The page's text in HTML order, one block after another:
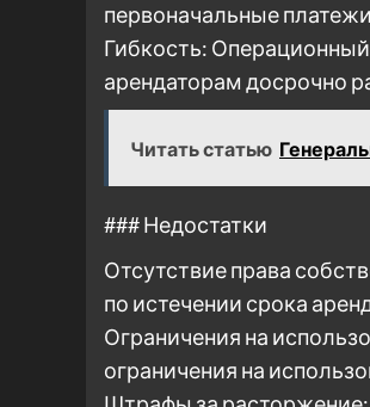
первоначальные
Гибкость:
арендаторам досрочно
Читать статью
### Недостатки
Отсутствие права
по истечении срока
Ограничения на
ограничения на